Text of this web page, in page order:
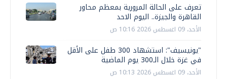
تعرف على الحالة المرورية بمعظم محاور
القاهرة والجيزة.. اليوم الاحد
الأحد، 09 اغسطس 2026 10:16 ص
"يونيسيف": استشهاد 300 طفل على الأقل
في غزة خلال الـ300 يوم الماضية
الأحد، 09 اغسطس 2026 10:13 ص